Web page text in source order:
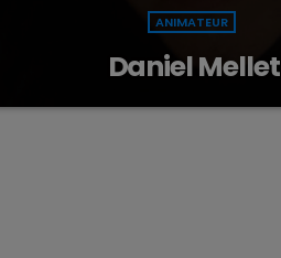
ANIMATEUR
Daniel Mellet